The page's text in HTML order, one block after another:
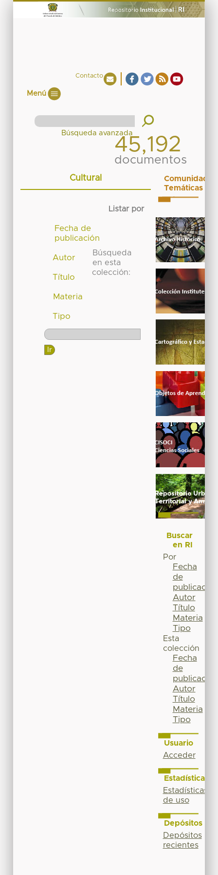
Contacto
Menú
45,192
documentos
Cultural
Listar por
Fecha de
publicación
Autor
Título
Materia
Tipo
Búsqueda
en esta
colección:
Comunidades
Temáticas
Buscar
en RI
Por
Fecha
de
publicación
Autor
Título
Materia
Tipo
Esta
colección
Fecha
de
publicación
Autor
Título
Materia
Tipo
Usuario
Acceder
Estadísticas
Estadísticas
de uso
Depósitos
Depósitos
recientes